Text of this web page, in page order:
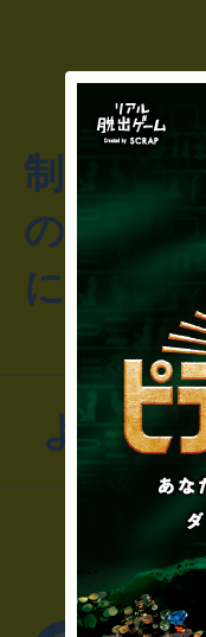
制作の
のお客
にお問
よくあ